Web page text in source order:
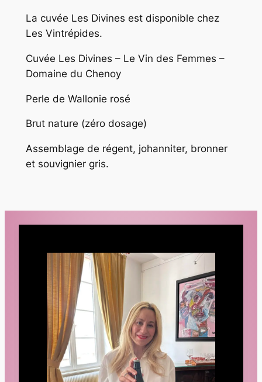
La cuvée Les Divines est disponible chez
Les Vintrépides.
Cuvée Les Divines – Le Vin des Femmes –
Domaine du Chenoy
Perle de Wallonie rosé
Brut nature (zéro dosage)
Assemblage de régent, johanniter, bronner
et souvignier gris.